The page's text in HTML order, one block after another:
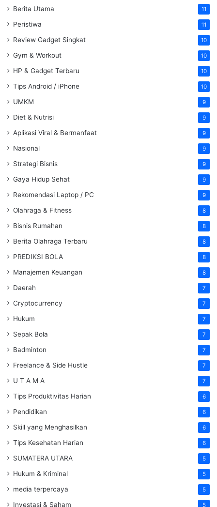
Berita Utama 11
Peristiwa 11
Review Gadget Singkat 10
Gym & Workout 10
HP & Gadget Terbaru 10
Tips Android / iPhone 10
UMKM 9
Diet & Nutrisi 9
Aplikasi Viral & Bermanfaat 9
Nasional 9
Strategi Bisnis 9
Gaya Hidup Sehat 9
Rekomendasi Laptop / PC 9
Olahraga & Fitness 8
Bisnis Rumahan 8
Berita Olahraga Terbaru 8
PREDIKSI BOLA 8
Manajemen Keuangan 8
Daerah 7
Cryptocurrency 7
Hukum 7
Sepak Bola 7
Badminton 7
Freelance & Side Hustle 7
U T A M A 7
Tips Produktivitas Harian 6
Pendidikan 6
Skill yang Menghasilkan 6
Tips Kesehatan Harian 6
SUMATERA UTARA 5
Hukum & Kriminal 5
media terpercaya 5
Investasi & Saham 5